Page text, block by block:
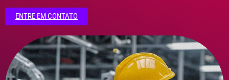
ENTRE EM CONTATO